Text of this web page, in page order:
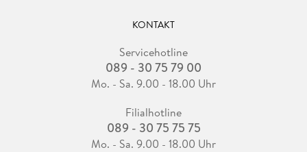
KONTAKT
Servicehotline
089 - 30 75 79 00
Mo. - Sa. 9.00 - 18.00 Uhr
Filialhotline
089 - 30 75 75 75
Mo. - Sa. 9.00 - 18.00 Uhr